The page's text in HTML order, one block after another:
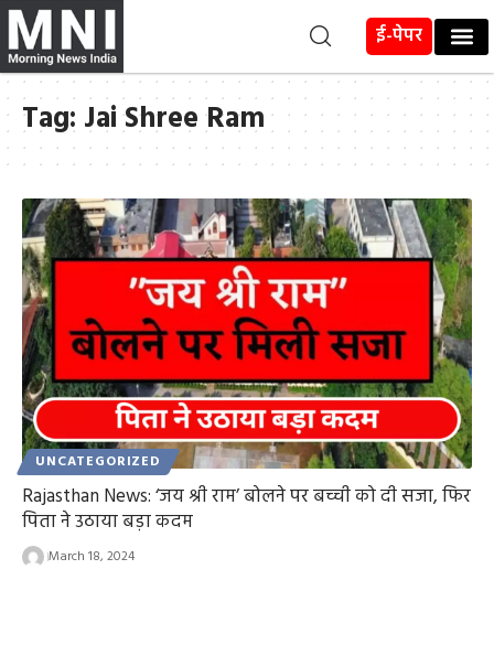
ई-पेपर
Tag: Jai Shree Ram
UNCATEGORIZED
Rajasthan News: ‘जय श्री राम’ बोलने पर बच्ची को दी सजा, फिर
पिता ने उठाया बड़ा कदम
March 18, 2024